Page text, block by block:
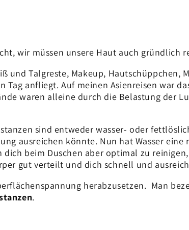
wir müssen unsere Haut auch gründlich
und Talgreste, Makeup, Hautschüppchen,
Tag anfliegt. Auf meinen Asienreisen war
waren alleine durch die Belastung der
sind entweder wasser- oder
ausreichen könnte. Nun hat Wasser eine
beim Duschen aber optimal zu
gut verteilt und dich schnell und
herabzusetzen. Man
.